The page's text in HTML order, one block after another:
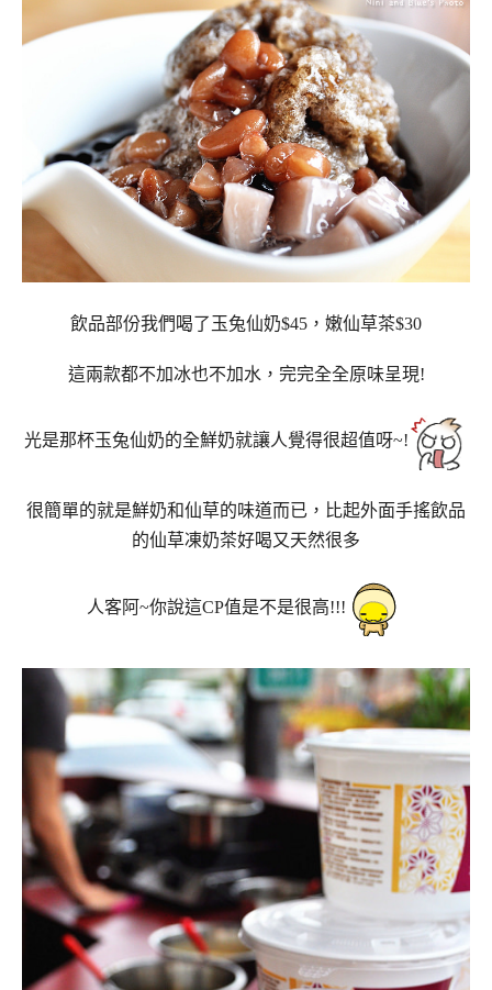
飲品部份我們喝了玉兔仙奶$45，嫩仙草茶$30
這兩款都不加冰也不加水，完完全全原味呈現!
光是那杯玉兔仙奶的全鮮奶就讓人覺得很超值呀~!
很簡單的就是鮮奶和仙草的味道而已，比起外面手搖飲品
的仙草凍奶茶好喝又天然很多
人客阿~你說這CP值是不是很高!!!